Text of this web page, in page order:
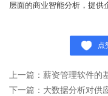
层面的商业智能分析，提供
点
上一篇：薪资管理软件的
下一篇：大数据分析对供